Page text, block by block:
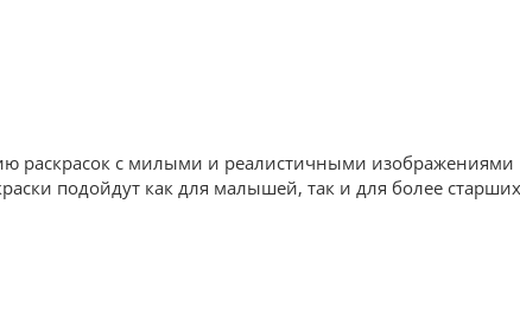
раскрасок с милыми и реалистичными изображениями
подойдут как для малышей, так и для более старших